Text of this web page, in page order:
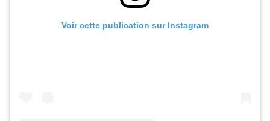
Voir cette publication sur Instagram